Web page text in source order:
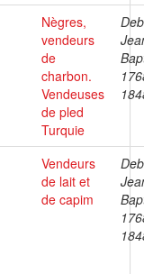
Nègres,
vendeurs
de
charbon.
Vendeuses
de pled
Turquie
Vendeurs
de lait et
de capim